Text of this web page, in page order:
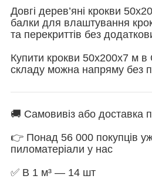
Довгі дерев’яні крокви
балки для влаштування
та перекриттів без
Купити крокви 50х200х7 м в
складу можна напряму без
🚚 Самовивіз або доставка
👉 Понад 56 000 покупців
пиломатеріали у нас
✅ В 1 м³ — 14 шт